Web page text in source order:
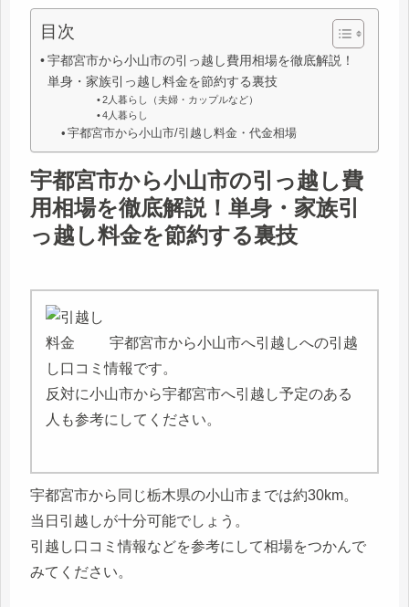
目次
宇都宮市から小山市の引っ越し費用相場を徹底解説！
単身・家族引っ越し料金を節約する裏技
2人暮らし（夫婦・カップルなど）
4人暮らし
宇都宮市から小山市/引越し料金・代金相場
宇都宮市から小山市の引っ越し費
用相場を徹底解説！単身・家族引
っ越し料金を節約する裏技
宇都宮市から小山市へ引越しへの引越
し口コミ情報です。
反対に小山市から宇都宮市へ引越し予定のある
人も参考にしてください。
宇都宮市から同じ栃木県の小山市までは約30km。
当日引越しが十分可能でしょう。
引越し口コミ情報などを参考にして相場をつかんで
みてください。